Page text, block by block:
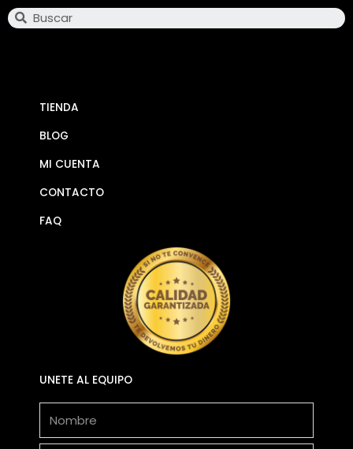
TIENDA
BLOG
MI CUENTA
CONTACTO
FAQ
UNETE AL EQUIPO